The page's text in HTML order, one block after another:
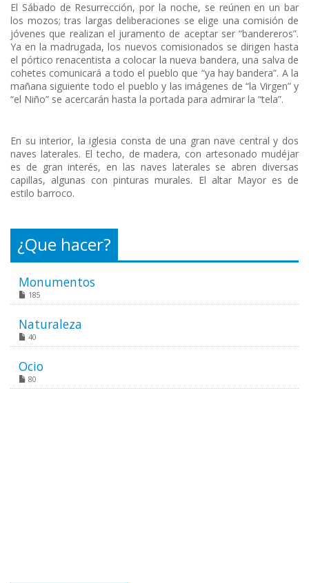
El Sábado de Resurrección, por la noche, se reúnen en un bar
los mozos; tras largas deliberaciones se elige una comisión de
jóvenes que realizan el juramento de aceptar ser “bandereros”.
Ya en la madrugada, los nuevos comisionados se dirigen hasta
el pórtico renacentista a colocar la nueva bandera, una salva de
cohetes comunicará a todo el pueblo que “ya hay bandera”. A la
mañana siguiente todo el pueblo y las imágenes de “la Virgen” y
“el Niño” se acercarán hasta la portada para admirar la “tela”.
En su interior, la iglesia consta de una gran nave central y dos
naves laterales. El techo, de madera, con artesonado mudéjar
es de gran interés, en las naves laterales se abren diversas
capillas, algunas con pinturas murales. El altar Mayor es de
estilo barroco.
¿Que hacer?
Monumentos
185
Naturaleza
40
Ocio
80